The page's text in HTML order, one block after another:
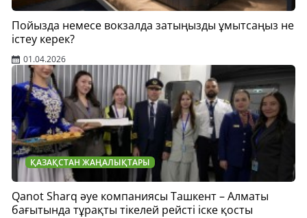
Пойызда немесе вокзалда затыңызды ұмытсаңыз не
істеу керек?
01.04.2026
ҚАЗАҚСТАН ЖАҢАЛЫҚТАРЫ
Qanot Sharq әуе компаниясы Ташкент – Алматы
бағытында тұрақты тікелей рейсті іске қосты